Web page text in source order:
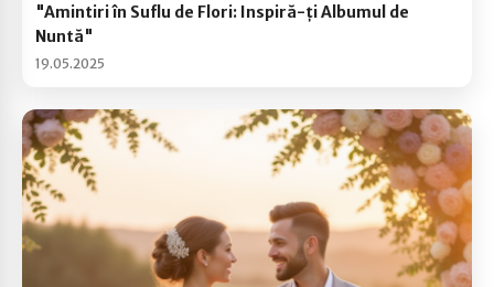
"Amintiri în Suflu de Flori: Inspiră-ți Albumul de
Nuntă"
19.05.2025